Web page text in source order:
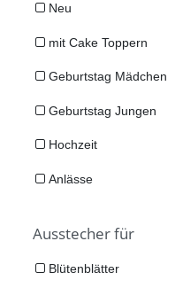
Neu
mit Cake Toppern
Geburtstag Mädchen
Geburtstag Jungen
Hochzeit
Anlässe
Ausstecher für
Blütenblätter